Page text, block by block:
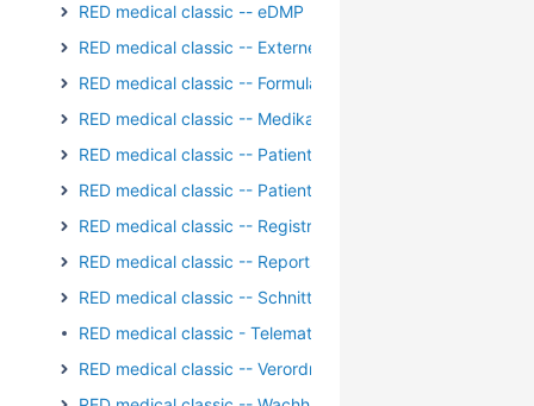
RED medical classic -- eDMP
RED medical classic -- Externe Kommunikation
RED medical classic -- Formulare
RED medical classic -- Medikation
RED medical classic -- Patientengruppen
RED medical classic -- Patienten und Episoden
RED medical classic -- Registrierung/Login
RED medical classic -- Reports und Auswertungen
RED medical classic -- Schnittstellen
RED medical classic - Telematik - Kartenterminal - PIN-
RED medical classic -- Verordnungen